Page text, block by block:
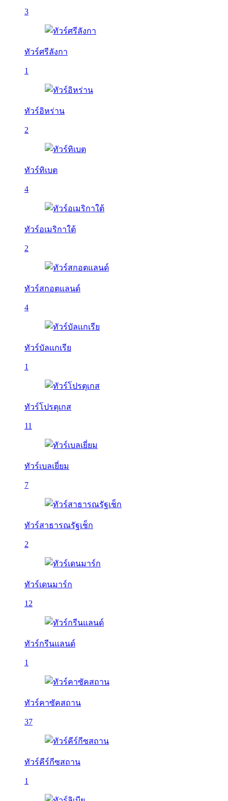
3
ทัวร์ศรีลังกา
1
ทัวร์อิหร่าน
2
ทัวร์ทิเบต
4
ทัวร์อเมริกาใต้
2
ทัวร์สกอตแลนด์
4
ทัวร์บัลเเกเรีย
1
ทัวร์โปรตุเกส
11
ทัวร์เบลเยี่ยม
7
ทัวร์สาธารณรัฐเช็ก
2
ทัวร์เดนมาร์ก
12
ทัวร์กรีนแลนด์
1
ทัวร์คาซัคสถาน
37
ทัวร์คีร์กีซสถาน
1